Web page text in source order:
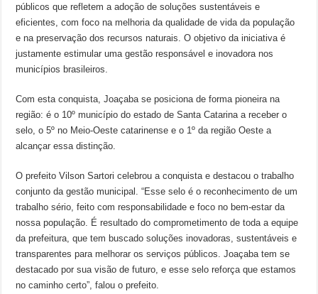
públicos que refletem a adoção de soluções sustentáveis e
eficientes, com foco na melhoria da qualidade de vida da população
e na preservação dos recursos naturais. O objetivo da iniciativa é
justamente estimular uma gestão responsável e inovadora nos
municípios brasileiros.
Com esta conquista, Joaçaba se posiciona de forma pioneira na
região: é o 10º município do estado de Santa Catarina a receber o
selo, o 5º no Meio-Oeste catarinense e o 1º da região Oeste a
alcançar essa distinção.
O prefeito Vilson Sartori celebrou a conquista e destacou o trabalho
conjunto da gestão municipal. “Esse selo é o reconhecimento de um
trabalho sério, feito com responsabilidade e foco no bem-estar da
nossa população. É resultado do comprometimento de toda a equipe
da prefeitura, que tem buscado soluções inovadoras, sustentáveis e
transparentes para melhorar os serviços públicos. Joaçaba tem se
destacado por sua visão de futuro, e esse selo reforça que estamos
no caminho certo”, falou o prefeito.